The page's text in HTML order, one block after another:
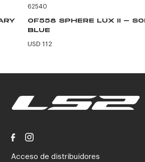
62540
OF558 SPHERE LUX II -
BLUE
USD 112
Acceso de distribuidores